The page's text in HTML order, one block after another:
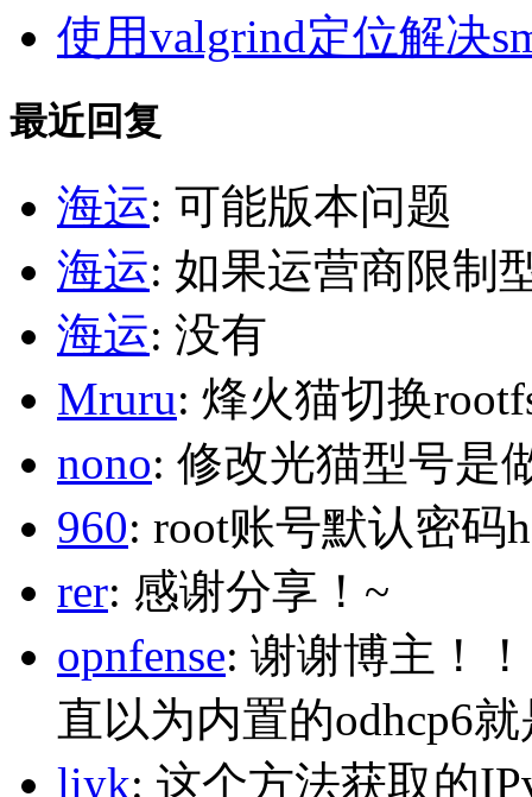
使用valgrind定位解决
最近回复
海运: 可能版本问题
海运: 如果运营商限制
海运: 没有
Mruru: 烽火猫切换
nono: 修改光猫型号是
960: root账号默认密码
rer: 感谢分享！~
opnfense: 谢谢博主！
直以为内置的odhcp6
liyk: 这个方法获取的